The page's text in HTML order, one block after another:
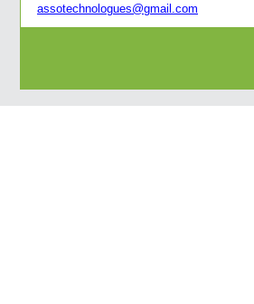
assotechnologues@gmail.com